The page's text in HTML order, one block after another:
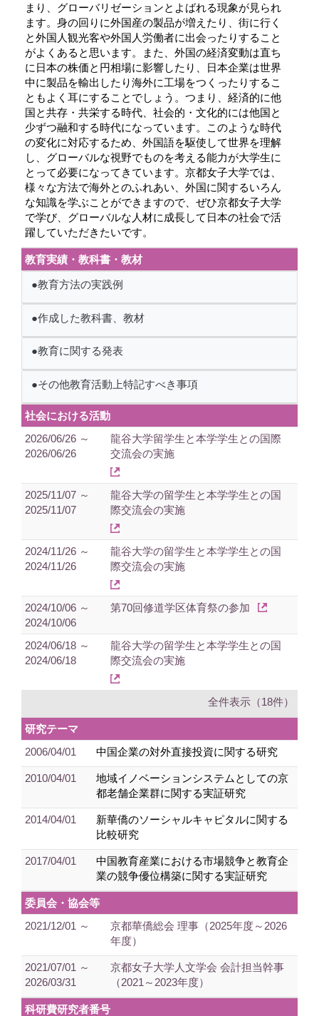
まり、グローバリゼーションとよばれる現象が見られ
ます。身の回りに外国産の製品が増えたり、街に行く
と外国人観光客や外国人労働者に出会ったりすること
がよくあると思います。また、外国の経済変動は直ち
に日本の株価と円相場に影響したり、日本企業は世界
中に製品を輸出したり海外に工場をつくったりするこ
ともよく耳にすることでしょう。つまり、経済的に他
国と共存・共栄する時代、社会的・文化的には他国と
少ずつ融和する時代になっています。このような時代
の変化に対応するため、外国語を駆使して世界を理解
し、グローバルな視野でものを考える能力が大学生に
とって必要になってきています。京都女子大学では、
様々な方法で海外とのふれあい、外国に関するいろん
な知識を学ぶことができますので、ぜひ京都女子大学
で学び、グローバルな人材に成長して日本の社会で活
躍していただきたいです。
教育実績・教科書・教材
●教育方法の実践例
●作成した教科書、教材
●教育に関する発表
●その他教育活動上特記すべき事項
社会における活動
2026/06/26 ～
2026/06/26
龍谷大学留学生と本学学生との国際
交流会の実施
2025/11/07 ～
2025/11/07
龍谷大学の留学生と本学学生との国
際交流会の実施
2024/11/26 ～
2024/11/26
龍谷大学の留学生と本学学生との国
際交流会の実施
2024/10/06 ～
2024/10/06
第70回修道学区体育祭の参加
2024/06/18 ～
2024/06/18
龍谷大学の留学生と本学学生との国
際交流会の実施
全件表示（18件）
研究テーマ
2006/04/01
中国企業の対外直接投資に関する研究
2010/04/01
地域イノベーションシステムとしての京
都老舗企業群に関する実証研究
2014/04/01
新華僑のソーシャルキャピタルに関する
比較研究
2017/04/01
中国教育産業における市場競争と教育企
業の競争優位構築に関する実証研究
委員会・協会等
2021/12/01 ～
京都華僑総会 理事（2025年度～2026
年度）
2021/07/01 ～
2026/03/31
京都女子大学人文学会 会計担当幹事
（2021～2023年度）
科研費研究者番号